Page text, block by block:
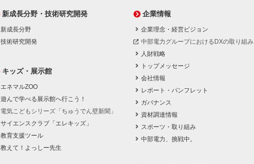
新成長分野・技術研究開発
新成長分野
技術研究開発
キッズ・展示館
エネマルZOO
遊んで学べる展示館へ行こう！
電気こどもシリーズ「ちゅうでん壁新聞」
サイエンスクラブ「エレキッズ」
教育支援ツール
教えて！よっしー先生
企業情報
企業理念・経営ビジョン
中部電力グループにおけるDXの取り組み
人財戦略
トップメッセージ
会社情報
レポート・パンフレット
ガバナンス
資材調達情報
スポーツ・取り組み
中部電力、挑戦中。